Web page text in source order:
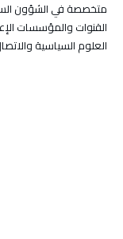
متخصصة في الشؤون
القنوات والمؤسسات
العلوم السياسية